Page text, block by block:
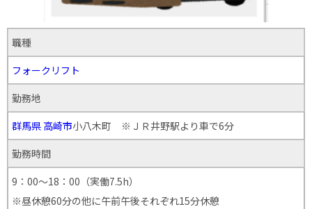
職種
フォークリフト
勤務地
群馬県 高崎市小八木町 ※ＪＲ井野駅より車で6分
勤務時間
9：00～18：00（実働7.5h）
※昼休憩60分の他に午前午後それぞれ15分休憩